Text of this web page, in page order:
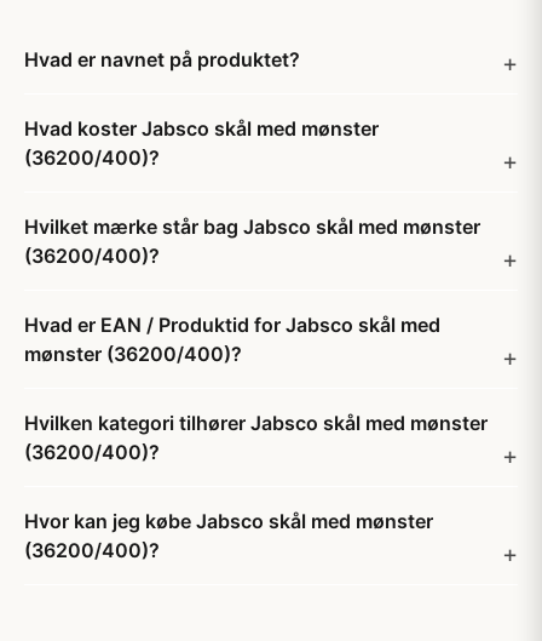
Hvad er navnet på produktet?
Hvad koster Jabsco skål med mønster
(36200/400)?
Hvilket mærke står bag Jabsco skål med mønster
(36200/400)?
Hvad er EAN / Produktid for Jabsco skål med
mønster (36200/400)?
Hvilken kategori tilhører Jabsco skål med mønster
(36200/400)?
Hvor kan jeg købe Jabsco skål med mønster
(36200/400)?